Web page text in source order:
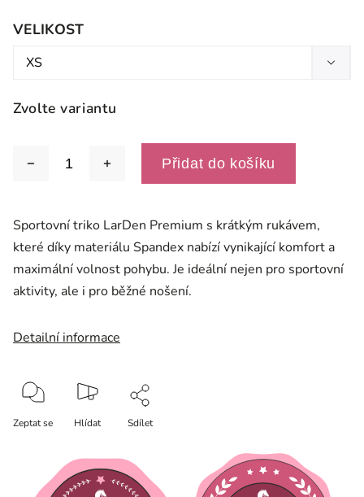
Zvolte variantu
VELIKOST
Přidat do košíku
Sportovní triko LarDen Premium s krátkým rukávem,
které díky materiálu Spandex nabízí vynikající komfort a
maximální volnost pohybu. Je ideální nejen pro sportovní
aktivity, ale i pro běžné nošení.
Detailní informace
Zeptat se Hlídat Sdílet